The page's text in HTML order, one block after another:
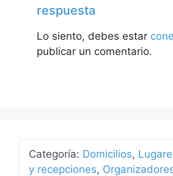
respuesta
Lo siento, debes estar
publicar un comentario.
Categoría: Domicilios,
y recepciones,